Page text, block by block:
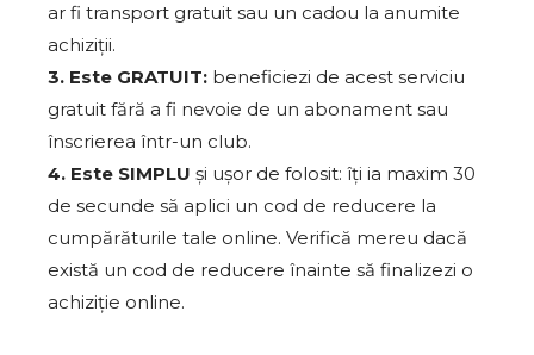
ar fi transport gratuit sau un cadou la anumite
achiziții.
3. Este GRATUIT: beneficiezi de acest serviciu
gratuit fără a fi nevoie de un abonament sau
înscrierea într-un club.
4. Este SIMPLU și ușor de folosit: îți ia maxim 30
de secunde să aplici un cod de reducere la
cumpărăturile tale online. Verifică mereu dacă
există un cod de reducere înainte să finalizezi o
achiziție online.